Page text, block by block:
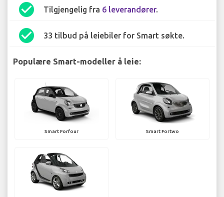
check_circle Tilgjengelig fra 6 leverandører.
check_circle 33 tilbud på leiebiler for Smart søkte.
Populære Smart-modeller å leie:
Smart Forfour Smart Fortwo